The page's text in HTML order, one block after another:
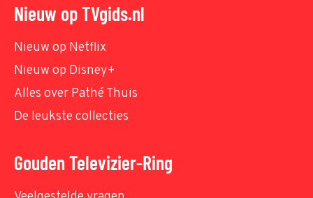
Nieuw op TVgids.nl
Nieuw op Netflix
Nieuw op Disney+
Alles over Pathé Thuis
De leukste collecties
Gouden Televizier-Ring